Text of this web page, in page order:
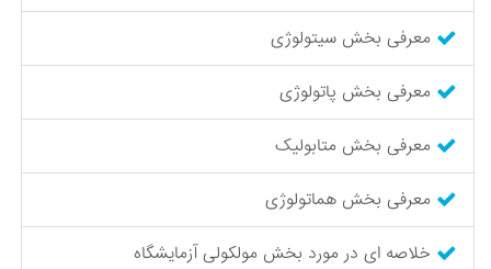
معرفی بخش سیتولوژی
معرفی بخش پاتولوژی
معرفی بخش متابولیک
معرفی بخش هماتولوژی
خلاصه ای در مورد بخش مولکولی آزمایشگاه